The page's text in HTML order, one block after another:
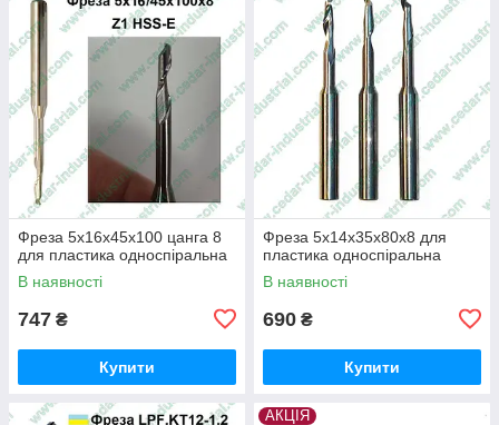
Фреза 5х16х45х100 цанга 8
для пластика односпіральна
В наявності
747 ₴
Купити
Фреза 5х14х35х80х8 для
пластика односпіральна
В наявності
690 ₴
Купити
АКЦІЯ